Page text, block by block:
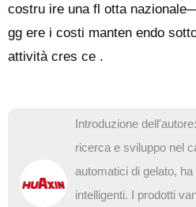
costru ire una fl otta
gg ere i costi manten endo
attività cres ce .
Introduzione
ricerca e sviluppo nel
automatici di gelato,
intelligenti. I prodotti